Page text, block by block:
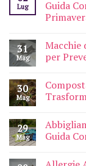
Lug
Guida
31
Mag
Macchie
per
30
Mag
29
Mag
Guida